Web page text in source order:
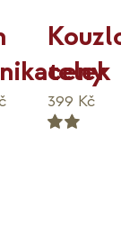
ceny
399 Kč